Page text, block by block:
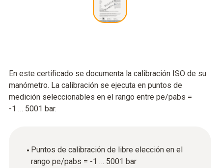
En este certificado se documenta la calibración ISO de su
manómetro. La calibración se ejecuta en puntos de
medición seleccionables en el rango entre pe/pabs =
-1 … 5001 bar.
Puntos de calibración de libre elección en el
rango pe/pabs = -1 … 5001 bar